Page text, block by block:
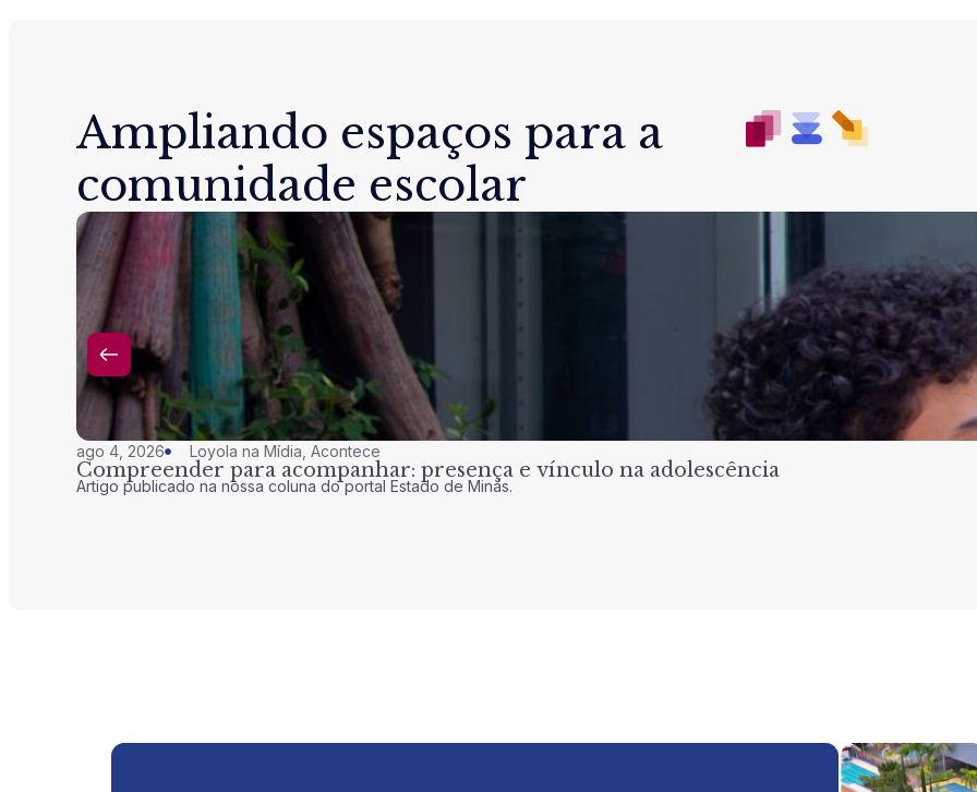
Ampliando espaços para a
comunidade escolar
ago 4, 2026 Loyola na Mídia Acontece
Compreender para acompanhar: presença e vínculo na adolescência
Artigo publicado na nossa coluna do portal Estado de Minas.